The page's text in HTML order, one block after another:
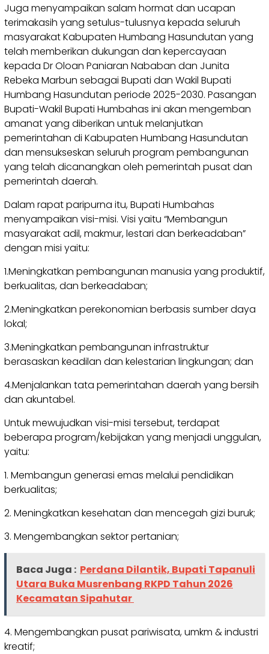
Juga menyampaikan salam hormat dan ucapan
terimakasih yang setulus-tulusnya kepada seluruh
masyarakat Kabupaten Humbang Hasundutan yang
telah memberikan dukungan dan kepercayaan
kepada Dr Oloan Paniaran Nababan dan Junita
Rebeka Marbun sebagai Bupati dan Wakil Bupati
Humbang Hasundutan periode 2025-2030. Pasangan
Bupati-Wakil Bupati Humbahas ini akan mengemban
amanat yang diberikan untuk melanjutkan
pemerintahan di Kabupaten Humbang Hasundutan
dan mensukseskan seluruh program pembangunan
yang telah dicanangkan oleh pemerintah pusat dan
pemerintah daerah.
Dalam rapat paripurna itu, Bupati Humbahas
menyampaikan visi-misi. Visi yaitu “Membangun
masyarakat adil, makmur, lestari dan berkeadaban”
dengan misi yaitu:
1.Meningkatkan pembangunan manusia yang produktif,
berkualitas, dan berkeadaban;
2.Meningkatkan perekonomian berbasis sumber daya
lokal;
3.Meningkatkan pembangunan infrastruktur
berasaskan keadilan dan kelestarian lingkungan; dan
4.Menjalankan tata pemerintahan daerah yang bersih
dan akuntabel.
Untuk mewujudkan visi-misi tersebut, terdapat
beberapa program/kebijakan yang menjadi unggulan,
yaitu:
1. Membangun generasi emas melalui pendidikan
berkualitas;
2. Meningkatkan kesehatan dan mencegah gizi buruk;
3. Mengembangkan sektor pertanian;
Baca Juga : Perdana Dilantik, Bupati Tapanuli
Utara Buka Musrenbang RKPD Tahun 2026
Kecamatan Sipahutar
4. Mengembangkan pusat pariwisata, umkm & industri
kreatif;